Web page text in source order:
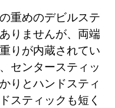
重めのデビルステ
りませんが、両端
りが内蔵されてい
センタースティッ
りとハンドスティ
スティックも短く